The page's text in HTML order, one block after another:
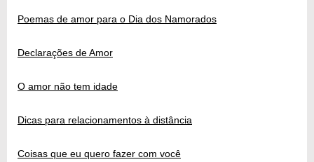
Poemas de amor para o Dia dos Namorados
Declarações de Amor
O amor não tem idade
Dicas para relacionamentos à distância
Coisas que eu quero fazer com você